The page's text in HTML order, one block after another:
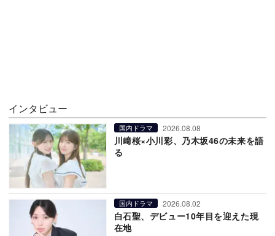
インタビュー
国内ドラマ 2026.08.08
川﨑桜×小川彩、乃木坂46の未来を語
る
国内ドラマ 2026.08.02
白石聖、デビュー10年目を迎えた現
在地